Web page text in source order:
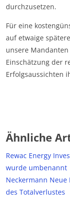
durchzusetzen.
Für eine
auf etwaige
unsere
Einschätzung der
Erfolgsaussichten
Ähnliche
Rewac Energy
wurde umbenannt
Neckermann Neue
des Totalverlustes